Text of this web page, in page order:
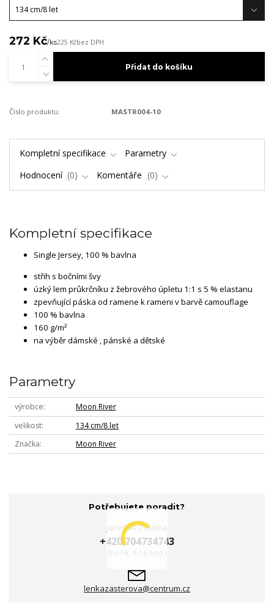
272 Kč/ks225 Kčbez DPH
Přidat do košíku
Číslo produktu: MASTR004-10
Kompletní specifikace
Parametry
Hodnocení
0 Komentáře 0
Kompletní specifikace
Single Jersey, 100 % bavlna
střih s bočními švy
úzký lem průkrčníku z žebrového úpletu 1:1 s 5 % elastanu
zpevňující páska od ramene k rameni v barvě camouflage
100 % bavlna
160 g/m²
na výběr dámské , pánské a dětské
Parametry
výrobce
Moon River
velikost
134 cm/8 let
Značka
Moon River
Potřebujete poradit?
Jaroslav Zástěra
+420 704734743
(Po-Pá, 8-16 hod.)
lenkazasterova@centrum.cz